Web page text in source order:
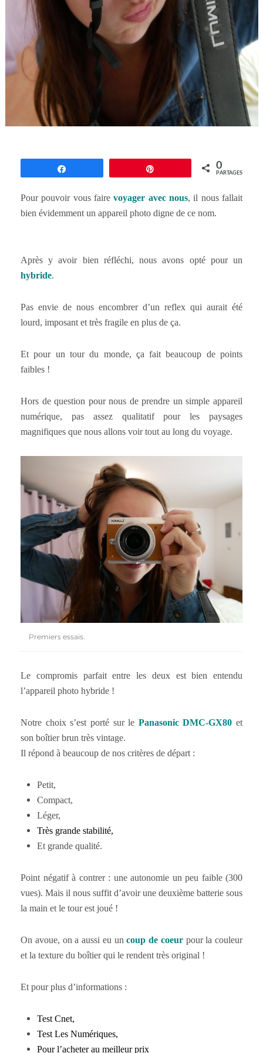
0
PARTAGES
Pour pouvoir vous fairevoyager avec nous, il nous fallait
bien évidemment un appareil photo digne de ce nom.
Après y avoir bien réfléchi, nous avons opté pour un
hybride.
Pas envie de nous encombrer d’un reflex qui aurait été
lourd, imposant et très fragile en plus de ça.
Et pour un tour du monde, ça fait beaucoup de points
faibles !
Hors de question pour nous de prendre un simple appareil
numérique, pas assez qualitatif pour les paysages
magnifiques que nous allons voir tout au long du voyage.
Premiers essais.
Le compromis parfait entre les deux est bien entendu
l’appareil photo hybride !
Notre choix s’est porté sur le Panasonic DMC-GX80 et
son boîtier brun très vintage.
Il répond à beaucoup de nos critères de départ :
Petit,
Compact,
Léger,
Très grande stabilité,
Et grande qualité.
Point négatif à contrer : une autonomie un peu faible (300
vues). Mais il nous suffit d’avoir une deuxième batterie sous
la main et le tour est joué !
On avoue, on a aussi eu uncoup de coeurpour la couleur
et la texture du boîtier qui le rendent très original !
Et pour plus d’informations :
Test Cnet,
Test Les Numériques,
Pour l’acheter au meilleur prix